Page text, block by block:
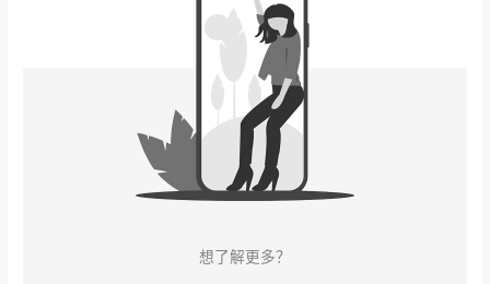
想了解更多？